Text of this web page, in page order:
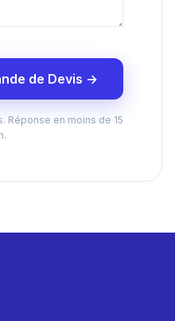
de Devis →
Réponse en moins de 15